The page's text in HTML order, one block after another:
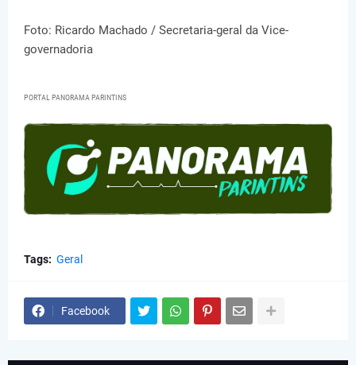
Foto: Ricardo Machado / Secretaria-geral da Vice-
governadoria
PORTAL PANORAMA PARINTINS
Tags: Geral
Facebook